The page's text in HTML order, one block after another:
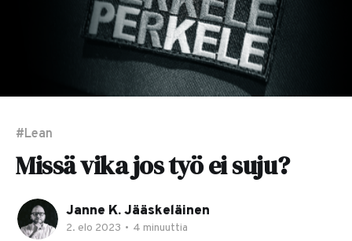
#Lean
Missä vika jos työ ei suju?
Janne K. Jääskeläinen
2. elo 2023 • 4 minuuttia